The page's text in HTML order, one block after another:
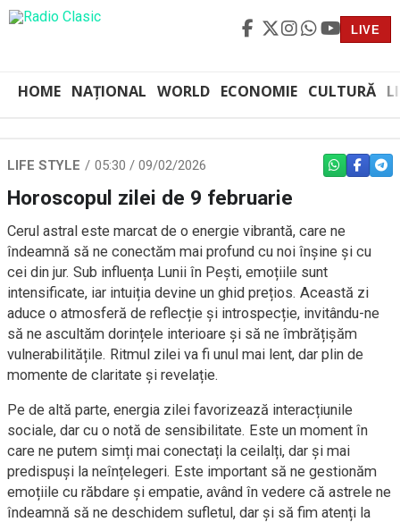
LIVE
HOME NAȚIONAL WORLD ECONOMIE CULTURĂ
LIFE STYLE 05:30 / 09/02/2026 WHATSAPP
Horoscopul zilei de 9 februarie
Cerul astral este marcat de o energie vibrantă, care ne
îndeamnă să ne conectăm mai profund cu noi înșine și cu
cei din jur. Sub influența Lunii în Pești, emoțiile sunt
intensificate, iar intuiția devine un ghid prețios. Această zi
aduce o atmosferă de reflecție și introspecție, invitându-ne
să ne ascultăm dorințele interioare și să ne îmbrățișăm
vulnerabilitățile. Ritmul zilei va fi unul mai lent, dar plin de
momente de claritate și revelație.
Pe de altă parte, energia zilei favorizează interacțiunile
sociale, dar cu o notă de sensibilitate. Este un moment în
care ne putem simți mai conectați la ceilalți, dar și mai
predispuși la neînțelegeri. Este important să ne gestionăm
emoțiile cu răbdare și empatie, având în vedere că astrele ne
îndeamnă să ne deschidem sufletul, dar și să fim atenți la